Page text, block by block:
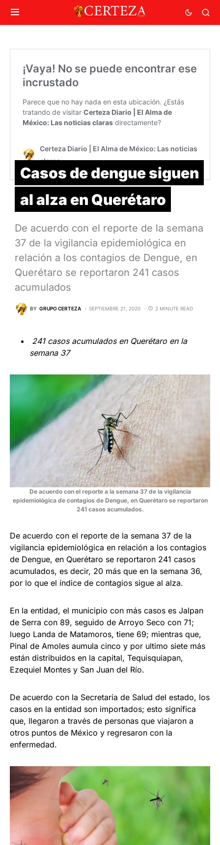
Casos de dengue siguen
al alza en Querétaro
De acuerdo con el reporte de la semana
37 de la vigilancia epidemiológica en
relación a los contagios de Dengue, en
Querétaro se reportaron 241 casos
acumulados
BY GRUPO CERTEZA SEPTIEMBRE 21, 2020 2 MINUTE READ
241 casos acumulados en Querétaro en la
semana 37
De acuerdo con el reporte a la semana 37 de la vigilancia
epidemiológica de contagios de Dengue, en Querétaro se reportaron
241 casos acumulados.
De acuerdo con el reporte de la semana 37 de la
vigilancia epidemiológica en relación a los contagios
de Dengue, en Querétaro se reportaron 241 casos
acumulados, es decir, 20 más que en la semana 36,
por lo que el índice de contagios sigue al alza.
En la entidad, el municipio con más casos es Jalpan
de Serra con 89, seguido de Arroyo Seco con 71;
luego Landa de Matamoros, tiene 69; mientras que,
Pinal de Amoles aumula cinco y por ultimo siete más
están distribuidos en la capital, Tequisquiapan,
Ezequiel Montes y San Juan del Río.
De acuerdo con la Secretaría de Salud del estado, los
casos en la entidad son importados; esto significa
que, llegaron a través de personas que viajaron a
otros puntos de México y regresaron con la
enfermedad.